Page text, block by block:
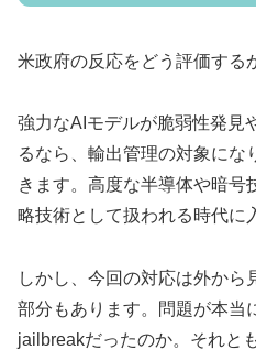
米政府の反応をどう評価する
強力なAIモデルが脆弱性発見
るなら、輸出管理の対象にな
きます。高度な半導体や暗号
略技術として扱われる時代に
しかし、今回の対応は外から
部分もあります。問題が本当
jailbreakだったのか。それと